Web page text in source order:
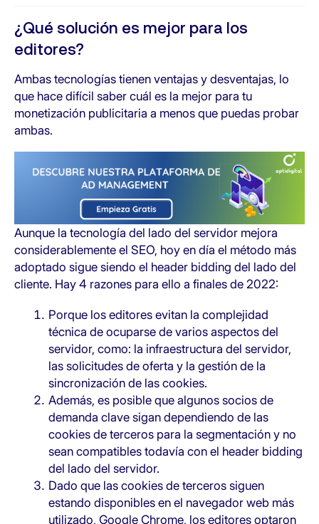
¿Qué solución es mejor para los
editores?
Ambas tecnologías tienen ventajas y desventajas, lo
que hace difícil saber cuál es la mejor para tu
monetización publicitaria a menos que puedas probar
ambas.
Aunque la tecnología del lado del servidor mejora
considerablemente el SEO, hoy en día el método más
adoptado sigue siendo el header bidding del lado del
cliente. Hay 4 razones para ello a finales de 2022:
Porque los editores evitan la complejidad
técnica de ocuparse de varios aspectos del
servidor, como: la infraestructura del servidor,
las solicitudes de oferta y la gestión de la
sincronización de las cookies.
Además, es posible que algunos socios de
demanda clave sigan dependiendo de las
cookies de terceros para la segmentación y no
sean compatibles todavía con el header bidding
del lado del servidor.
Dado que las cookies de terceros siguen
estando disponibles en el navegador web más
utilizado, Google Chrome, los editores optaron